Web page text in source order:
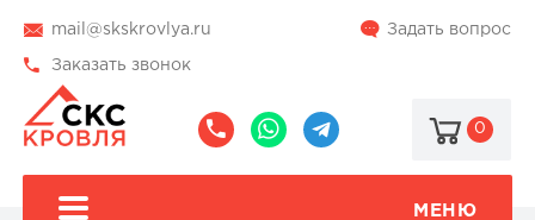
mail@skskrovlya.ru Задать вопрос
Заказать звонок
0
МЕНЮ